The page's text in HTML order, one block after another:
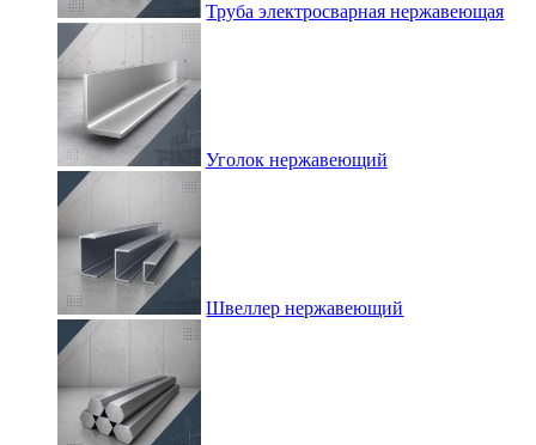
Труба электросварная нержавеющая
Уголок нержавеющий
Швеллер нержавеющий